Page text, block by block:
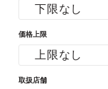
価格上限
取扱店舗